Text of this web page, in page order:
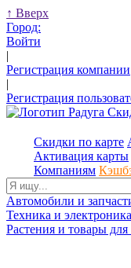
↑ Вверх
Город:
Войти
|
Регистрация компании
|
Регистрация
Скидки по карте
Активация карты
Компаниям
Автомобили и
Техника и электроника
Растения и товары